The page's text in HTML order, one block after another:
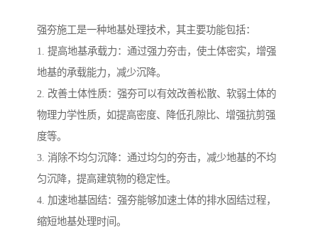
强夯施工是一种地基处理技术，其主要功能包括：
1. 提高地基承载力：通过强力夯击，使土体密实，增强
地基的承载能力，减少沉降。
2. 改善土体性质：强夯可以有效改善松散、软弱土体的
物理力学性质，如提高密度、降低孔隙比、增强抗剪强
度等。
3. 消除不均匀沉降：通过均匀的夯击，减少地基的不均
匀沉降，提高建筑物的稳定性。
4. 加速地基固结：强夯能够加速土体的排水固结过程，
缩短地基处理时间。